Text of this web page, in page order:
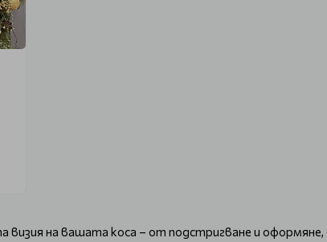
на вашата коса – от подстригване и